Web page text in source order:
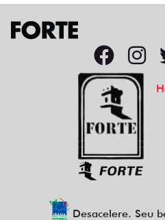
Desacelere. Seu